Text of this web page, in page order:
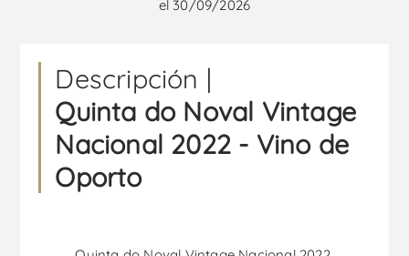
el 30/09/2026
Descripción |
Quinta do Noval Vintage
Nacional 2022 - Vino de
Oporto